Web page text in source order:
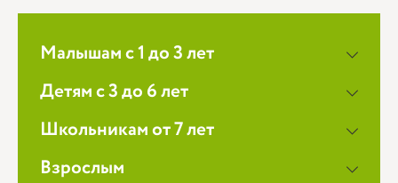
Малышам с 1 до 3 лет
Детям с 3 до 6 лет
Школьникам от 7 лет
Взрослым